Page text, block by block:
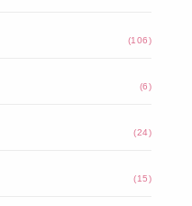
(106)
(6)
(24)
(15)